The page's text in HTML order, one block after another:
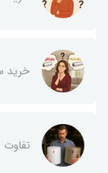
خرید
تفاوت